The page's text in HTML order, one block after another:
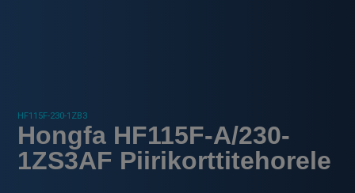
HF115F-230-1ZB3
Hongfa HF115F-A/230-
1ZS3AF Piirikorttitehorele